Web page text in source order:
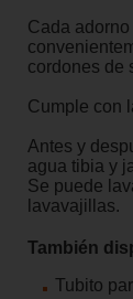
Cada
cordones de
Cumple con
Antes y
agua tibia y
Se puede
lavavajillas.
También
Tubito